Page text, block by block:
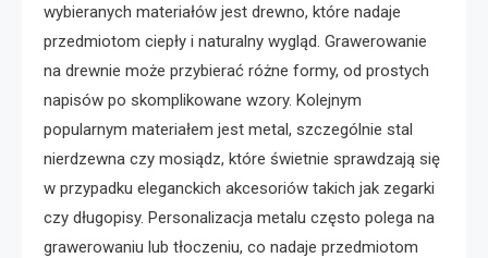
wybieranych materiałów jest drewno, które nadaje
przedmiotom ciepły i naturalny wygląd. Grawerowanie
na drewnie może przybierać różne formy, od prostych
napisów po skomplikowane wzory. Kolejnym
popularnym materiałem jest metal, szczególnie stal
nierdzewna czy mosiądz, które świetnie sprawdzają się
w przypadku eleganckich akcesoriów takich jak zegarki
czy długopisy. Personalizacja metalu często polega na
grawerowaniu lub tłoczeniu, co nadaje przedmiotom